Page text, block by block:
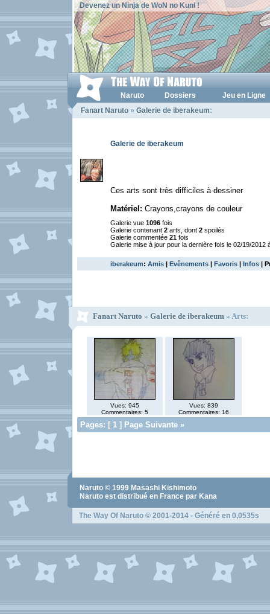
Devenez un Ninja de WoN no Kuni !
Naruto Dossiers
Jeu en Ligne
Fanart Naruto » Galerie de iberakeum:
Galerie de iberakeum
Ces arts sont très difficiles à dessiner
Matériel: Crayons,crayons de couleur
Galerie vue 1096 fois
Galerie contenant 2 arts, dont 2 spoilés
Galerie commentée 21 fois
Galerie mise à jour pour la dernière fois le 02/19/2012
iberakeum: Amis | Evênements | Favoris | Infos |
Fanart Naruto » Galerie de iberakeum » Arts:
Vues: 945
Commentaires: 5
Vues: 839
Commentaires: 16
Pages: [ 1 ] Page Suivante »
Naruto © 1999 Masashi Kishimoto
Naruto est distribué en France par Kana
The Way Of Naruto © 2001-2014 - Généré en 0,0535s